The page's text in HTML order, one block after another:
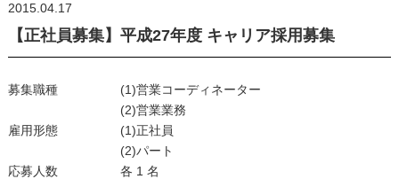
2015.04.17
【正社員募集】平成27年度 キャリア採用募集
募集職種 (1)営業コーディネーター
(2)営業業務
雇用形態 (1)正社員
(2)パート
応募人数 各 1 名